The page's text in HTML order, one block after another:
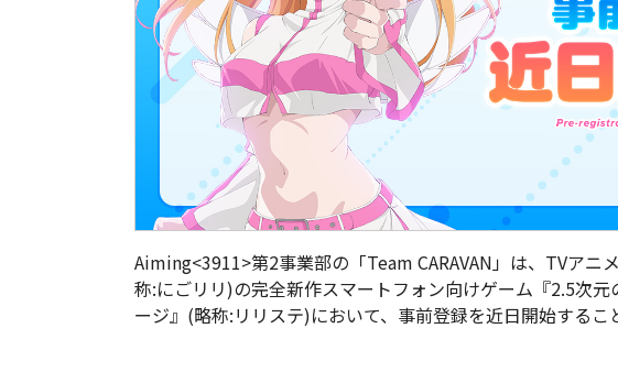
Aiming<3911>第2事業部の「Team CARAVAN」は、TVアニ
称:にごリリ)の完全新作スマートフォン向けゲーム『2.5次
ージ』(略称:リリステ)において、事前登録を近日開始するこ